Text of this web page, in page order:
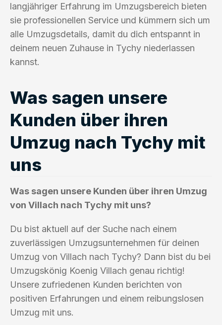
langjähriger Erfahrung im Umzugsbereich bieten
sie professionellen Service und kümmern sich um
alle Umzugsdetails, damit du dich entspannt in
deinem neuen Zuhause in Tychy niederlassen
kannst.
Was sagen unsere
Kunden über ihren
Umzug nach Tychy mit
uns
Was sagen unsere Kunden über ihren Umzug
von Villach nach Tychy mit uns?
Du bist aktuell auf der Suche nach einem
zuverlässigen Umzugsunternehmen für deinen
Umzug von Villach nach Tychy? Dann bist du bei
Umzugskönig Koenig Villach genau richtig!
Unsere zufriedenen Kunden berichten von
positiven Erfahrungen und einem reibungslosen
Umzug mit uns.